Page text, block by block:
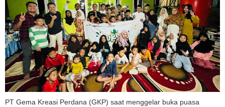
PT Gema Kreasi Perdana (GKP) saat menggelar buka puasa